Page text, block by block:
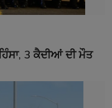
3 ਕੈਦੀਆਂ ਦੀ ਮੌਤ